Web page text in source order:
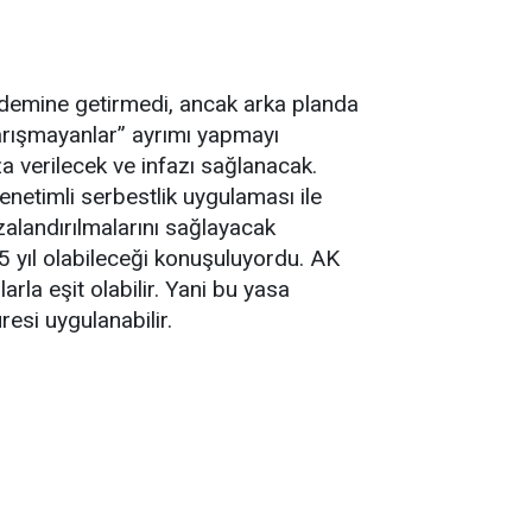
getirmedi, ancak arka planda
ayrımı yapmayı
verilecek ve infazı sağlanacak.
serbestlik uygulaması ile
sağlayacak
yıl olabileceği konuşuluyordu. AK
eşit olabilir. Yani bu yasa
uygulanabilir.